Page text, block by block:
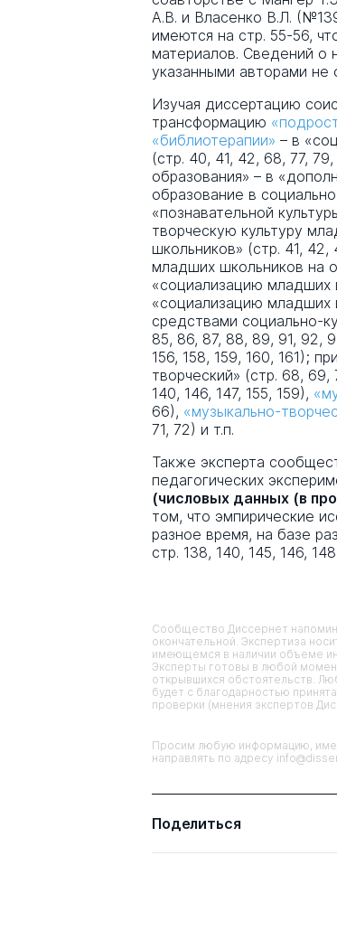
А.В. и Власенко В.Л.
имеются на стр. 55-56,
материалов. Сведений о
указанными авторами не
Изучая диссертацию
трансформацию
«библиотерапии» – в
(стр. 40, 41, 42, 68, 77,
образования» – в
образование в
«познавательной
творческую культуру
школьников» (стр. 41,
младших школьников на
«социализацию младших
«социализацию младших
средствами социально-
85, 86, 87, 88, 89, 91, 92,
156, 158, 159, 160, 161);
творческий» (стр. 68,
140, 146, 147, 155, 159),
66), «музыкально-
71, 72) и т.п.
Также эксперта
педагогических
(числовых данных (в
том, что эмпирические
разное время, на базе
стр. 138, 140, 145, 146,
Сообщество Диссернет
окончательной. Экспертиза
имеющемся в наличии объеме
Эксперты готовы в любой
открывшихся обстоятельств.
будет с благодарностью
проверки (мнения экспертов
Просим любую информацию,
направлять по адресу
Поделиться